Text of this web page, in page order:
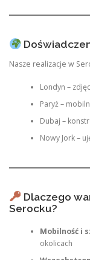
Nasze realizacje w
Londyn –
Paryż –
Dubaj –
Nowy Jork –
Dlaczego
Serocku?
Mobilność i
okolicach